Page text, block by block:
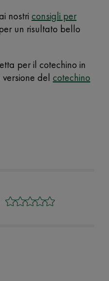
nostri consigli per
un risultato bello
per il cotechino in
del cotechino